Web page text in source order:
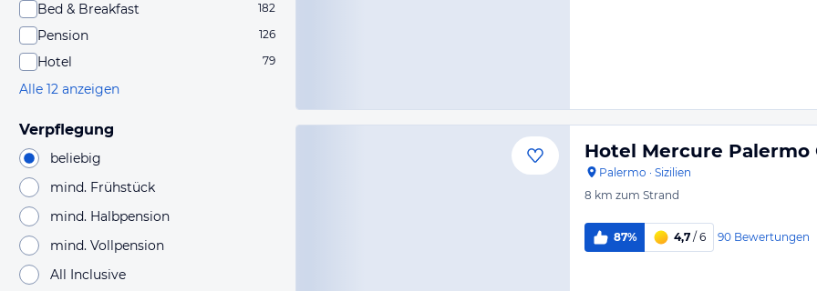
Bed & Breakfast 182
Pension 126
Hotel 79
Alle 12 anzeigen
Verpflegung
beliebig
mind. Frühstück
mind. Halbpension
mind. Vollpension
All Inclusive
Hotel Mercure Palermo
Palermo · Sizilien
8 km zum Strand
87% 4,7 / 6 90 Bewertungen